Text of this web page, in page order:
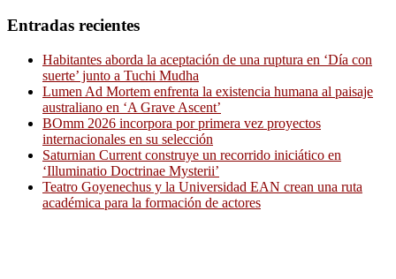
Entradas recientes
Habitantes aborda la aceptación de una ruptura en ‘Día con
suerte’ junto a Tuchi Mudha
Lumen Ad Mortem enfrenta la existencia humana al paisaje
australiano en ‘A Grave Ascent’
BOmm 2026 incorpora por primera vez proyectos
internacionales en su selección
Saturnian Current construye un recorrido iniciático en
‘Illuminatio Doctrinae Mysterii’
Teatro Goyenechus y la Universidad EAN crean una ruta
académica para la formación de actores